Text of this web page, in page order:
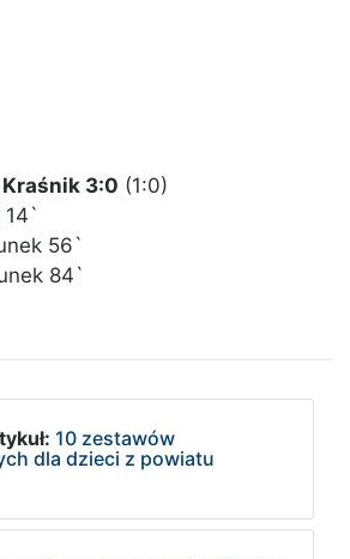
Kraśnik 3:0 (1:0)
14`
56`
84`
10 zestawów
dla dzieci z powiatu